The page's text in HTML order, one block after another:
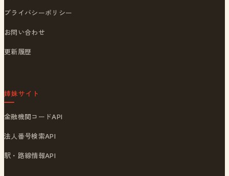
プライバシーポリシー
お問い合わせ
更新履歴
姉妹サイト
金融機関コードAPI
法人番号検索API
駅・路線情報API